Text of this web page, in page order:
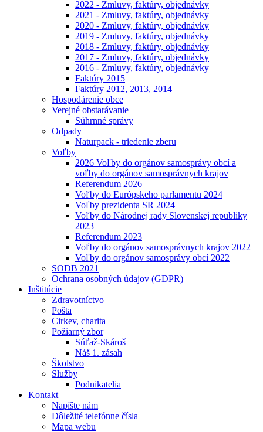
2022 - Zmluvy, faktúry, objednávky
2021 - Zmluvy, faktúry, objednávky
2020 - Zmluvy, faktúry, objednávky
2019 - Zmluvy, faktúry, objednávky
2018 - Zmluvy, faktúry, objednávky
2017 - Zmluvy, faktúry, objednávky
2016 - Zmluvy, faktúry, objednávky
Faktúry 2015
Faktúry 2012, 2013, 2014
Hospodárenie obce
Verejné obstarávanie
Súhrnné správy
Odpady
Naturpack - triedenie zberu
Voľby
2026 Voľby do orgánov samosprávy obcí a
voľby do orgánov samosprávnych krajov
Referendum 2026
Voľby do Európskeho parlamentu 2024
Voľby prezidenta SR 2024
Voľby do Národnej rady Slovenskej republiky
2023
Referendum 2023
Voľby do orgánov samosprávnych krajov 2022
Voľby do orgánov samosprávy obcí 2022
SODB 2021
Ochrana osobných údajov (GDPR)
Inštitúcie
Zdravotníctvo
Pošta
Cirkev, charita
Požiarný zbor
Súťaž-Skároš
Náš 1. zásah
Školstvo
Služby
Podnikatelia
Kontakt
Napíšte nám
Dôležité telefónne čísla
Mapa webu